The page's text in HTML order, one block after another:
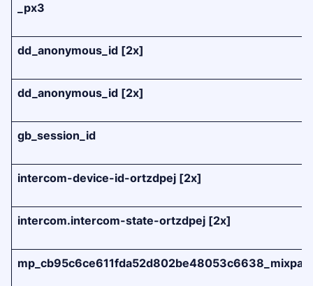
_px3
dd_anonymous_id [2x]
dd_anonymous_id [2x]
gb_session_id
intercom-device-id-ortzdpej [2x]
intercom.intercom-state-ortzdpej [2x]